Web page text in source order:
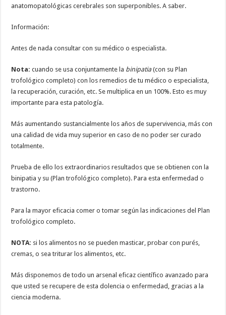
anatomopatológicas cerebrales son superponibles. A saber.
Información:
Antes de nada consultar con su médico o especialista.
Nota:cuando se usa conjuntamente la binipatia(con su Plan
trofológico completo) con los remedios de tu médico o especialista,
la recuperación, curación, etc. Se multiplica en un 100%. Esto es muy
importante para esta patología.
Más aumentando sustancialmente los años de supervivencia, más con
una calidad de vida muy superior en caso de no poder ser curado
totalmente.
Prueba de ello los extraordinarios resultados que se obtienen con la
binipatia y su (Plan trofológico completo). Para esta enfermedad o
trastorno.
Para la mayor eficacia comer o tomar según las indicaciones del Plan
trofológico completo.
NOTA: si los alimentos no se pueden masticar, probar con purés,
cremas, o sea triturar los alimentos, etc.
Más disponemos de todo un arsenal eficaz científico avanzado para
que usted se recupere de esta dolencia o enfermedad, gracias a la
ciencia moderna.